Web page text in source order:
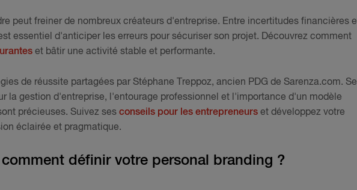
peut freiner de nombreux créateurs d'entreprise. Entre incertitudes financières
essentiel d'anticiper les erreurs pour sécuriser son projet. Découvrez comment
et bâtir une activité stable et performante.
de réussite partagées par Stéphane Treppoz, ancien PDG de Sarenza.com.
la gestion d'entreprise, l'entourage professionnel et l'importance d'un modèle
précieuses. Suivez ses conseils pour les entrepreneurs et développez votre
éclairée et pragmatique.
comment définir votre personal branding ?